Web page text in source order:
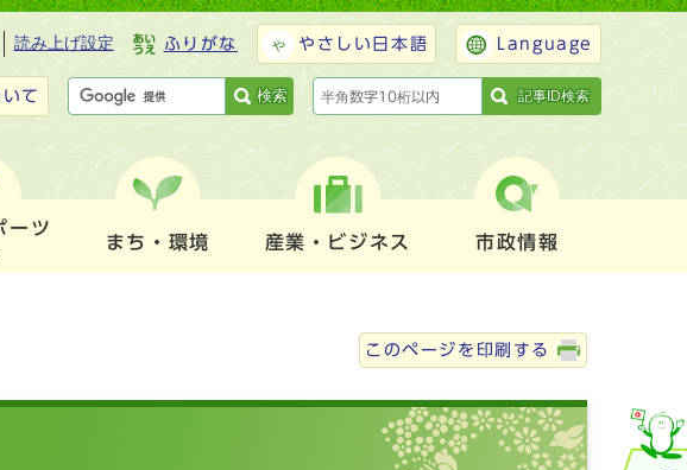
読み上げ設定 ふりがな やさしい日本語 Language
て 検索 記事ID検索
ーツ
まち・環境 産業・ビジネス 市政情報
このページを印刷する